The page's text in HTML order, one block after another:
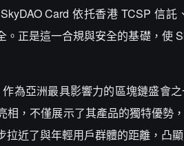
Card 依托香港 TCSP 信
。正是這一合規與安全的基礎，使
為亞洲最具影響力的區塊鏈盛會
相，不僅展示了其產品的獨特優勢
拉近了與年輕用戶群體的距離，凸